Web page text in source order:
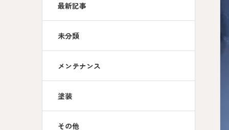
最新記事
未分類
メンテナンス
塗装
その他